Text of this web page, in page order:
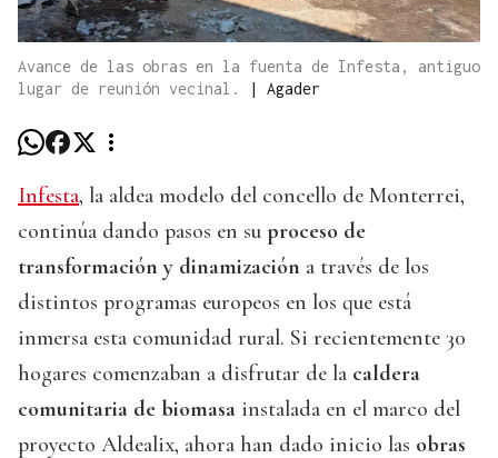
Avance de las obras en la fuenta de Infesta, antiguo
lugar de reunión vecinal.
| Agader
Infesta, la aldea modelo del concello de Monterrei,
continúa dando pasos en su proceso de
transformación y dinamización a través de los
distintos programas europeos en los que está
inmersa esta comunidad rural. Si recientemente 30
hogares comenzaban a disfrutar de la caldera
comunitaria de biomasa instalada en el marco del
proyecto Aldealix, ahora han dado inicio las obras